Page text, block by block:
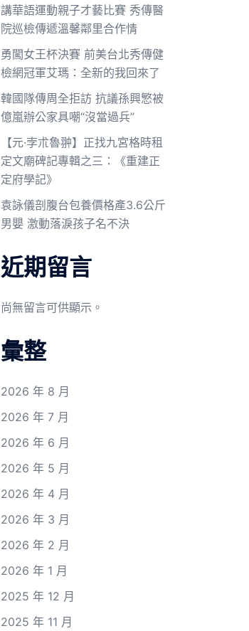
講華語運動親子才藝比賽 秀傳醫
院巡檢傳遞溫馨鄰里合作情
勇闖女王杯決賽 前美台北秀傳健
檢網冠軍艾瑪：全新的我回來了
韓國隊傳周全拒訪 抗議孫興慜被
億嵐辦公家具嘲“沒當過兵”
【元·孛朮魯翀】正找九宮格時租
定文廟碑記專輯之三：《重建正
定府學記》
袁詠儀剖腹台包養價格產3.6公斤
男嬰 激動落淚孩子名不決
近期留言
尚無留言可供顯示。
彙整
2026 年 8 月
2026 年 7 月
2026 年 6 月
2026 年 5 月
2026 年 4 月
2026 年 3 月
2026 年 2 月
2026 年 1 月
2025 年 12 月
2025 年 11 月